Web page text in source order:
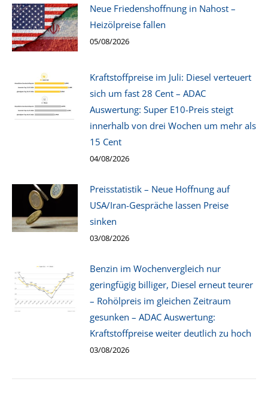
Neue Friedenshoffnung in Nahost –
Heizölpreise fallen
05/08/2026
Kraftstoffpreise im Juli: Diesel verteuert
sich um fast 28 Cent – ADAC
Auswertung: Super E10-Preis steigt
innerhalb von drei Wochen um mehr als
15 Cent
04/08/2026
Preisstatistik – Neue Hoffnung auf
USA/Iran-Gespräche lassen Preise
sinken
03/08/2026
Benzin im Wochenvergleich nur
geringfügig billiger, Diesel erneut teurer
– Rohölpreis im gleichen Zeitraum
gesunken – ADAC Auswertung:
Kraftstoffpreise weiter deutlich zu hoch
03/08/2026